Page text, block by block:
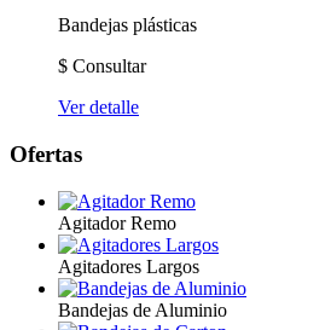
Bandejas plásticas
$ Consultar
Ver detalle
Ofertas
Agitador Remo
Agitadores Largos
Bandejas de Aluminio